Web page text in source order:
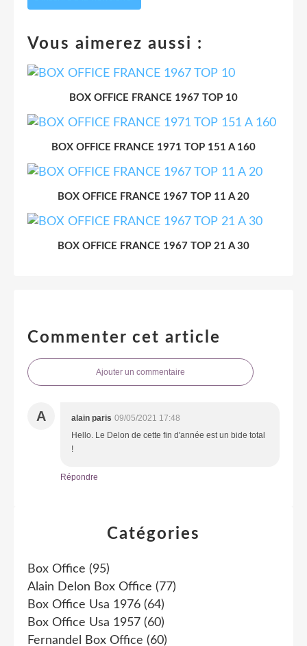
Vous aimerez aussi :
BOX OFFICE FRANCE 1967 TOP 10
BOX OFFICE FRANCE 1971 TOP 151 A 160
BOX OFFICE FRANCE 1967 TOP 11 A 20
BOX OFFICE FRANCE 1967 TOP 21 A 30
Commenter cet article
Ajouter un commentaire
A alain paris 09/05/2021 17:48
Hello. Le Delon de cette fin d'année est un bide total
!
Répondre
Catégories
Box Office (95)
Alain Delon Box Office (77)
Box Office Usa 1976 (64)
Box Office Usa 1957 (60)
Fernandel Box Office (60)